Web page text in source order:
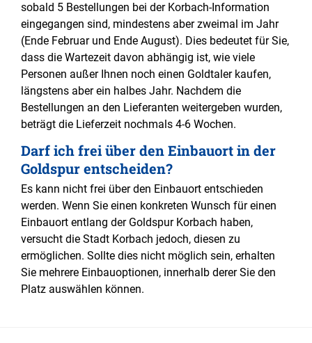
sobald 5 Bestellungen bei der Korbach-Information
eingegangen sind, mindestens aber zweimal im Jahr
(Ende Februar und Ende August). Dies bedeutet für Sie,
dass die Wartezeit davon abhängig ist, wie viele
Personen außer Ihnen noch einen Goldtaler kaufen,
längstens aber ein halbes Jahr. Nachdem die
Bestellungen an den Lieferanten weitergeben wurden,
beträgt die Lieferzeit nochmals 4-6 Wochen.
Darf ich frei über den Einbauort in der
Goldspur entscheiden?
Es kann nicht frei über den Einbauort entschieden
werden. Wenn Sie einen konkreten Wunsch für einen
Einbauort entlang der Goldspur Korbach haben,
versucht die Stadt Korbach jedoch, diesen zu
ermöglichen. Sollte dies nicht möglich sein, erhalten
Sie mehrere Einbauoptionen, innerhalb derer Sie den
Platz auswählen können.